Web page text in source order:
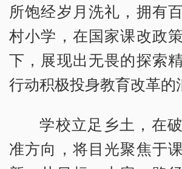
所饱经岁月洗礼，拥有
村小学，在国家课改政
下，展现出无畏的探索
行动积极投身教育改革的
学校立足乡土，在
准方向，将目光聚焦于